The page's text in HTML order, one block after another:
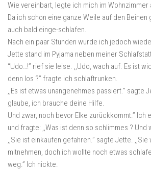
Wie vereinbart, legte ich mich im Wohnzimmer
Da ich schon eine ganze Weile auf den Beinen
auch bald einge-schlafen.
Nach ein paar Stunden wurde ich jedoch
Jette stand im Pyjama neben meiner
“Udo…!” rief sie leise. ,,Udo, wach auf. Es ist
denn los ?” fragte ich schlaftrunken.
,,Es ist etwas unangenehmes passiert.” sagte
glaube, ich brauche deine Hilfe.
Und zwar, noch bevor Elke zurückkommt.” Ich
und fragte: ,,Was ist denn so schlimmes ? Und
,,Sie ist einkaufen gefahren.” sagte Jette.
mitnehmen, doch ich wollte noch etwas
weg.” Ich nickte.